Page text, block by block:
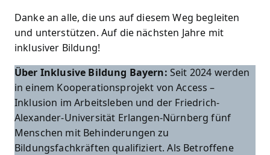
Danke an alle, die uns auf diesem Weg begleiten
und unterstützen. Auf die nächsten Jahre mit
inklusiver Bildung!
Über Inklusive Bildung Bayern: Seit 2024 werden
in einem Kooperationsprojekt von Access –
Inklusion im Arbeitsleben und der Friedrich-
Alexander-Universität Erlangen-Nürnberg fünf
Menschen mit Behinderungen zu
Bildungsfachkräften qualifiziert. Als Betroffene